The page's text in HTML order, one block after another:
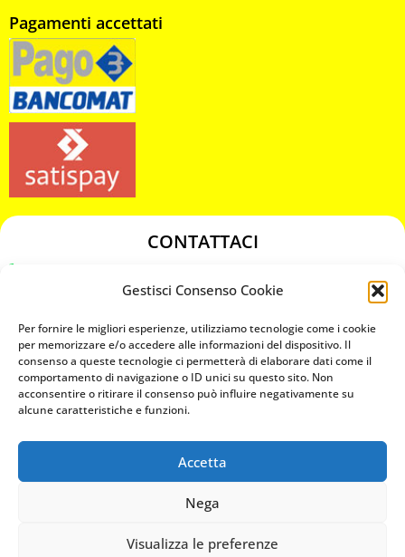
Gestisci Consenso Cookie
Per fornire le migliori esperienze, utilizziamo tecnologie come i cookie
per memorizzare e/o accedere alle informazioni del dispositivo. Il
consenso a queste tecnologie ci permetterà di elaborare dati come il
comportamento di navigazione o ID unici su questo sito. Non
acconsentire o ritirare il consenso può influire negativamente su
alcune caratteristiche e funzioni.
Accetta
Nega
Visualizza le preferenze
Pagamenti accettati
CONTATTACI
chiavicodificate@gmail.com
Privacy Policy
Cookie Policy
MAPS
CHIAMA ORA